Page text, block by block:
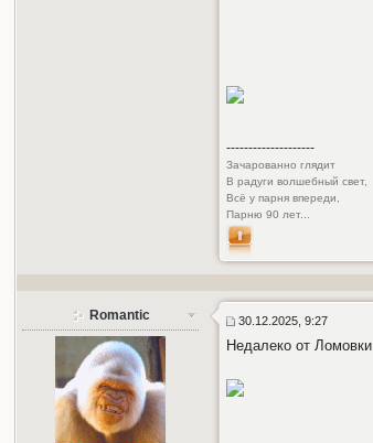
--------------------
Зачарованно глядит
В радуги волшебный свет,
Всё у парня впереди,
Парню 90 лет...
Romantic 30.12.2025, 9:27
Недалеко от Ломовки